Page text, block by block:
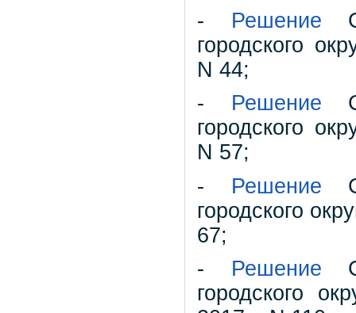
- Решение
городского
N 44;
- Решение
городского
N 57;
- Решение
городского
67;
- Решение
городского